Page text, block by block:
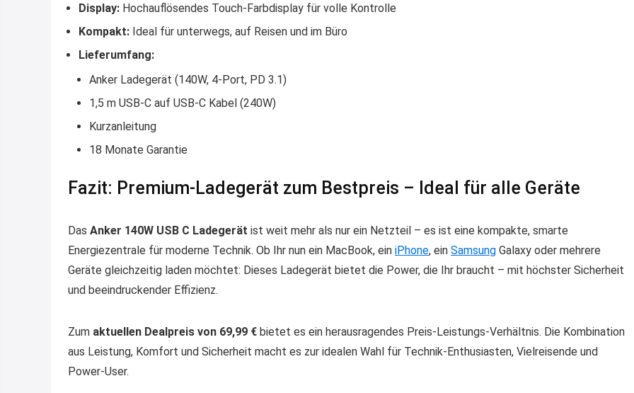
Display: Hochauflösendes Touch-Farbdisplay für volle Kontrolle
Kompakt: Ideal für unterwegs, auf Reisen und im Büro
Lieferumfang:
Anker Ladegerät (140W, 4-Port, PD 3.1)
1,5 m USB-C auf USB-C Kabel (240W)
Kurzanleitung
18 Monate Garantie
Fazit: Premium-Ladegerät zum Bestpreis – Ideal für alle Geräte
Das Anker 140W USB C Ladegerät ist weit mehr als nur ein Netzteil – es ist eine kompakte, smarte
Energiezentrale für moderne Technik. Ob Ihr nun ein MacBook, ein iPhone, ein Samsung Galaxy oder mehrere
Geräte gleichzeitig laden möchtet: Dieses Ladegerät bietet die Power, die Ihr braucht – mit höchster Sicherheit
und beeindruckender Effizienz.
Zum aktuellen Dealpreis von 69,99 € bietet es ein herausragendes Preis-Leistungs-Verhältnis. Die Kombination
aus Leistung, Komfort und Sicherheit macht es zur idealen Wahl für Technik-Enthusiasten, Vielreisende und
Power-User.